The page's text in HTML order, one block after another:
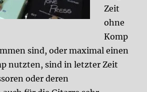
Zeit
ohne
Komp
sind, oder maximal einen
nutzten, sind in letzter Zeit
oder deren